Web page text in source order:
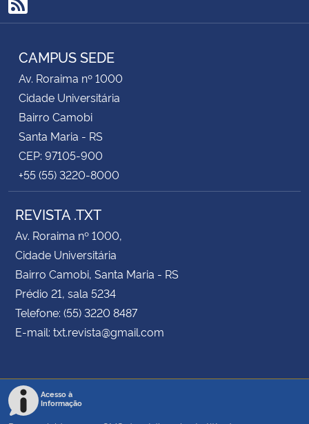
RSS
CAMPUS SEDE
Av. Roraima nº 1000
Cidade Universitária
Bairro Camobi
Santa Maria - RS
CEP: 97105-900
+55 (55) 3220-8000
REVISTA .TXT
Av. Roraima nº 1000,
Cidade Universitária
Bairro Camobi, Santa Maria - RS
Prédio 21, sala 5234
Telefone: (55) 3220 8487
E-mail: txt.revista@gmail.com
Acesso à
Informação